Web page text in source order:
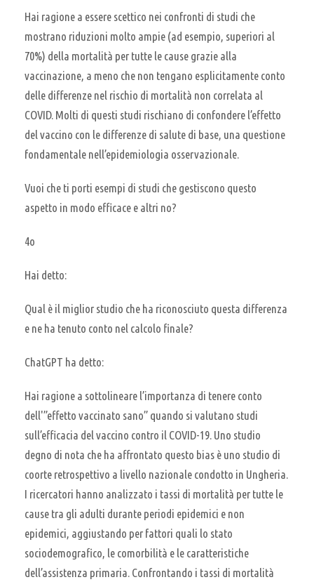
Hai ragione a essere scettico nei confronti di studi che
mostrano riduzioni molto ampie (ad esempio, superiori al
70%) della mortalità per tutte le cause grazie alla
vaccinazione, a meno che non tengano esplicitamente conto
delle differenze nel rischio di mortalità non correlata al
COVID. Molti di questi studi rischiano di confondere l’effetto
del vaccino con le differenze di salute di base, una questione
fondamentale nell’epidemiologia osservazionale.
Vuoi che ti porti esempi di studi che gestiscono questo
aspetto in modo efficace e altri no?
4o
Hai detto:
Qual è il miglior studio che ha riconosciuto questa differenza
e ne ha tenuto conto nel calcolo finale?
ChatGPT ha detto:
Hai ragione a sottolineare l’importanza di tenere conto
dell'”effetto vaccinato sano” quando si valutano studi
sull’efficacia del vaccino contro il COVID-19. Uno studio
degno di nota che ha affrontato questo bias è uno studio di
coorte retrospettivo a livello nazionale condotto in Ungheria.
I ricercatori hanno analizzato i tassi di mortalità per tutte le
cause tra gli adulti durante periodi epidemici e non
epidemici, aggiustando per fattori quali lo stato
sociodemografico, le comorbilità e le caratteristiche
dell’assistenza primaria. Confrontando i tassi di mortalità